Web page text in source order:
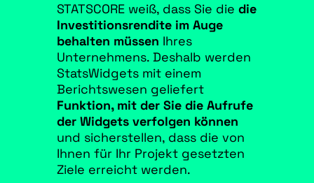
STATSCORE weiß, dass Sie die die
Investitionsrendite im Auge
behalten müssen Ihres
Unternehmens. Deshalb werden
StatsWidgets mit einem
Berichtswesen geliefert
Funktion, mit der Sie die Aufrufe
der Widgets verfolgen können
und sicherstellen, dass die von
Ihnen für Ihr Projekt gesetzten
Ziele erreicht werden.